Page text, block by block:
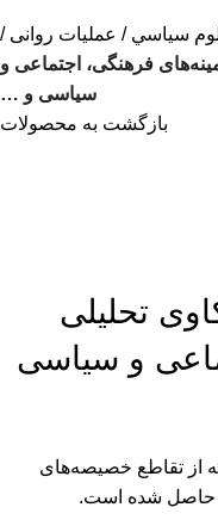
سياسي
عملیات روانی
فرهنگی، اجتماعی و
سیاسی و …
بازگشت به محصولات
تحلیلی
و سیاسی
از تقاطع خصیصه‌های
حاصل شده است.